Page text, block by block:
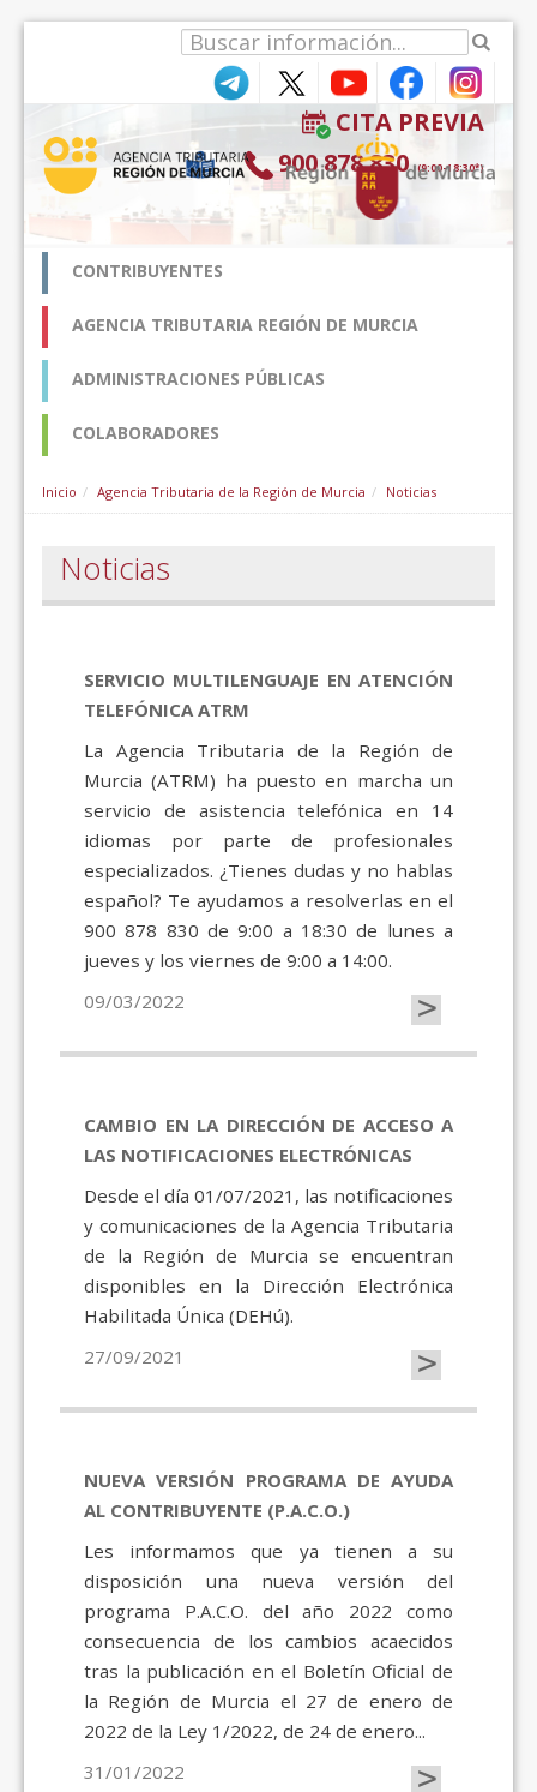
CITA PREVIA
900 878 830 (9:00-18:30*)
CONTRIBUYENTES
AGENCIA TRIBUTARIA REGIÓN DE MURCIA
ADMINISTRACIONES PÚBLICAS
COLABORADORES
Inicio Agencia Tributaria de la Región de Murcia Noticias
Noticias
SERVICIO MULTILENGUAJE EN ATENCIÓN
TELEFÓNICA ATRM
La Agencia Tributaria de la Región de
Murcia (ATRM) ha puesto en marcha un
servicio de asistencia telefónica en 14
idiomas por parte de profesionales
especializados. ¿Tienes dudas y no hablas
español? Te ayudamos a resolverlas en el
900 878 830 de 9:00 a 18:30 de lunes a
jueves y los viernes de 9:00 a 14:00.
09/03/2022
>
CAMBIO EN LA DIRECCIÓN DE ACCESO A
LAS NOTIFICACIONES ELECTRÓNICAS
Desde el día 01/07/2021, las notificaciones
y comunicaciones de la Agencia Tributaria
de la Región de Murcia se encuentran
disponibles en la Dirección Electrónica
Habilitada Única (DEHú).
27/09/2021
>
NUEVA VERSIÓN PROGRAMA DE AYUDA
AL CONTRIBUYENTE (P.A.C.O.)
Les informamos que ya tienen a su
disposición una nueva versión del
programa P.A.C.O. del año 2022 como
consecuencia de los cambios acaecidos
tras la publicación en el Boletín Oficial de
la Región de Murcia el 27 de enero de
2022 de la Ley 1/2022, de 24 de enero...
31/01/2022
>